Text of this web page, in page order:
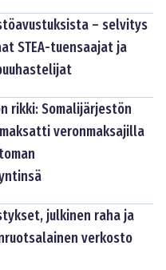
– selvitys
STEA-tuensaajat ja
rikki: Somalijärjestön
veronmaksajilla
julkinen raha ja
verkosto